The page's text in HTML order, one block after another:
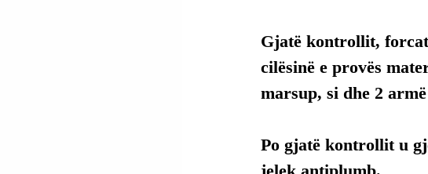
Gjatë kontrollit, forcat
cilësinë e provës
marsup, si dhe 2
Po gjatë kontrollit u